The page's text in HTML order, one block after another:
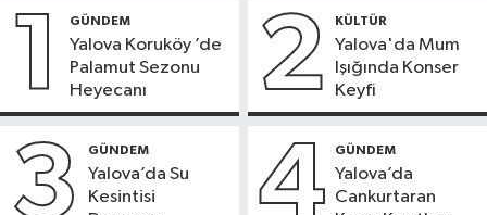
1 GÜNDEM
Yalova Koruköy ’de
Palamut Sezonu
Heyecanı
2 KÜLTÜR
Yalova'da Mum
Işığında Konser
Keyfi
3 GÜNDEM
Yalova’da Su
Kesintisi
4 GÜNDEM
Yalova’da
Cankurtaran